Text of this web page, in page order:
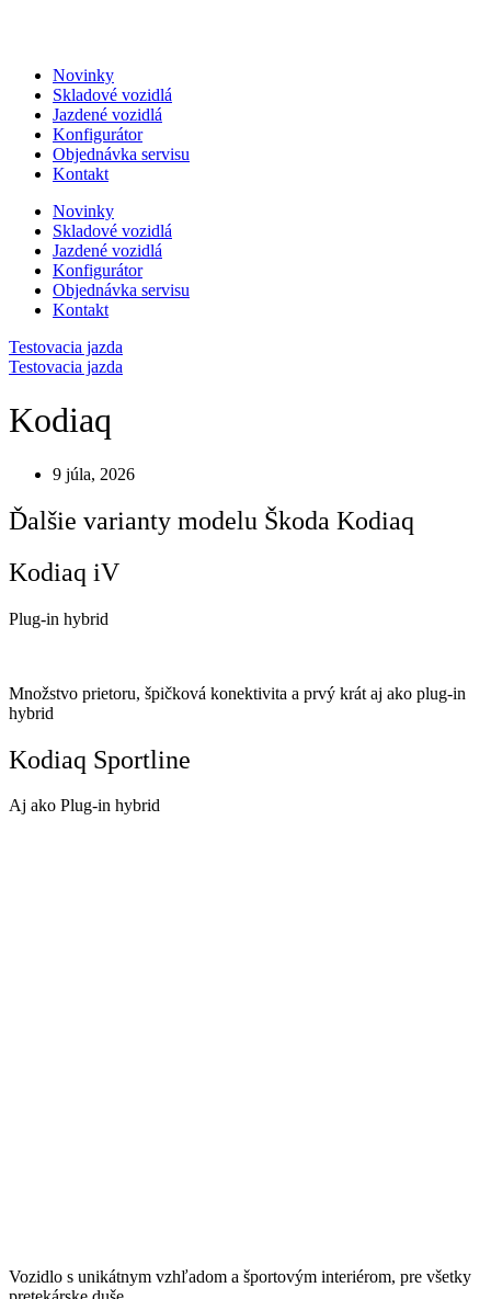
Novinky
Skladové vozidlá
Jazdené vozidlá
Konfigurátor
Objednávka servisu
Kontakt
Novinky
Skladové vozidlá
Jazdené vozidlá
Konfigurátor
Objednávka servisu
Kontakt
Testovacia jazda
Testovacia jazda
Kodiaq
9 júla, 2026
Ďalšie varianty modelu Škoda Kodiaq
Kodiaq iV
Plug-in hybrid
Množstvo prietoru, špičková konektivita a prvý krát aj ako plug-in
hybrid
Kodiaq Sportline
Aj ako Plug-in hybrid
Vozidlo s unikátnym vzhľadom a športovým interiérom, pre všetky